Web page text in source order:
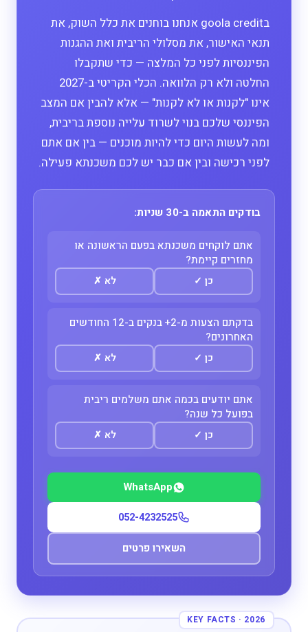
בgoola credit אנחנו בוחנים את כלל השוק, את
תנאי האישור, את מסלולי הריבית ואת ההגנות
הפיננסיות לפני כל המלצה — כדי שתקבלו
החלטה ולא רק הלוואה. הכלי הקריטי ב-2027
אינו "לקנות או לא לקנות" — אלא להבין אם המצב
הפיננסי שלכם בנוי לשרוד עלייה נוספת בריבית,
ומה לעשות היום כדי להיות מוכנים — בין אם אתם
לפני רכישה ובין אם כבר יש לכם משכנתא פעילה.
בודקים התאמה ב-30 שניות:
אתם לוקחים משכנתא בפעם הראשונה או
מחזרים קיימת?
כן ✓ לא ✗
בדקתם הצעות מ-2+ בנקים ב-12 החודשים
האחרונים?
כן ✓ לא ✗
אתם יודעים בכמה אתם משלמים ריבית
בפועל כל שנה?
כן ✓ לא ✗
WhatsApp
052-4232525
השאירו פרטים